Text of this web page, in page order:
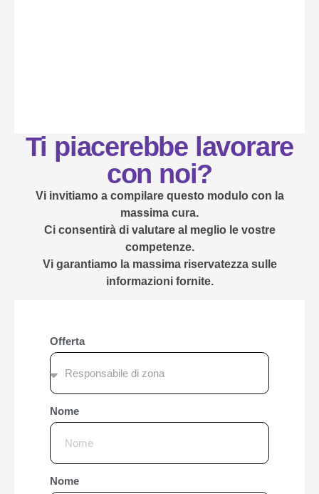
Ti piacerebbe lavorare
con noi?
Vi invitiamo a compilare questo modulo con la
massima cura.
Ci consentirà di valutare al meglio le vostre
competenze.
Vi garantiamo la massima riservatezza sulle
informazioni fornite.
Offerta
Nome
Nome